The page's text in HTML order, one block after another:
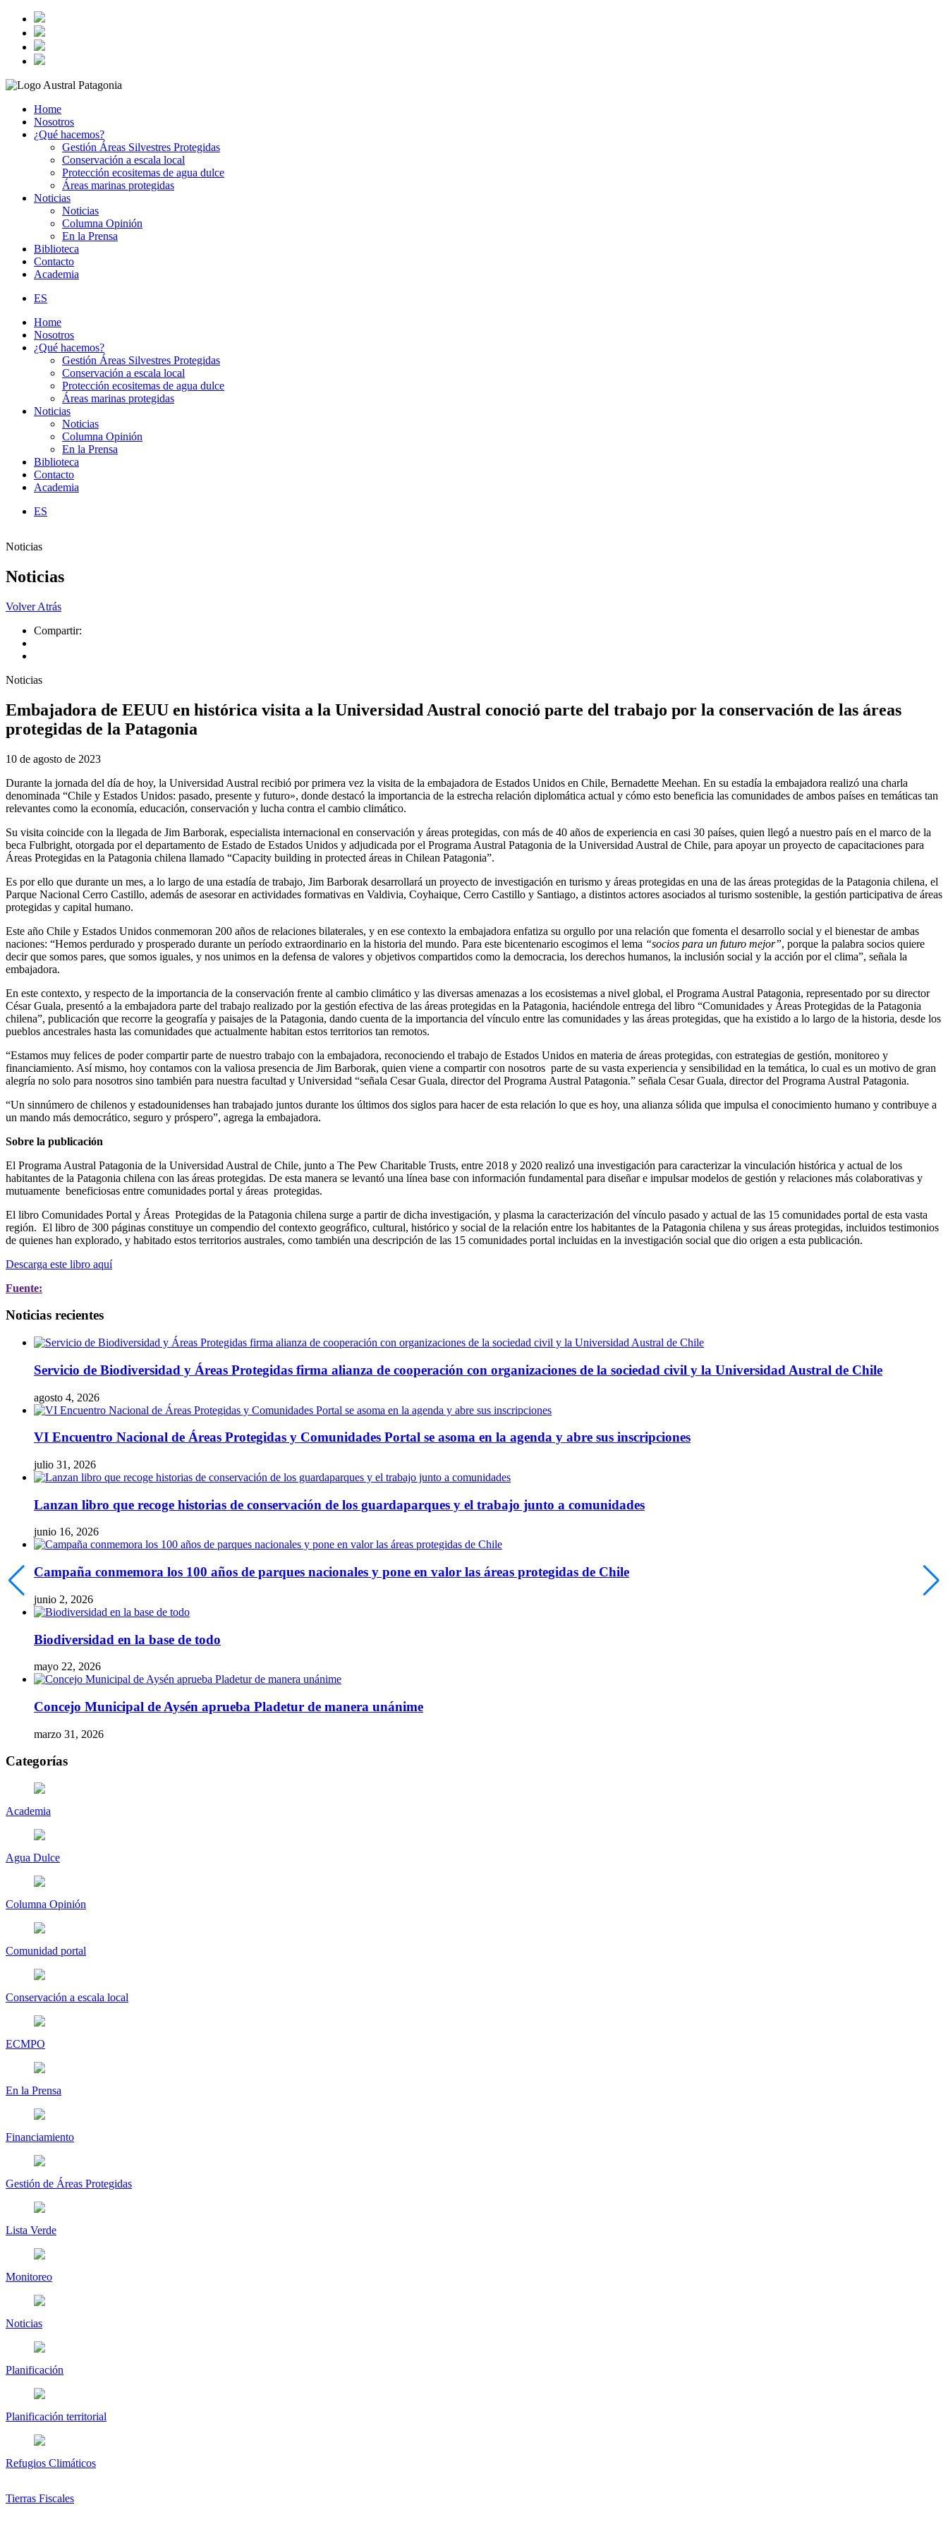
Home
Nosotros
¿Qué hacemos?
Gestión Áreas Silvestres Protegidas
Conservación a escala local
Protección ecositemas de agua dulce
Áreas marinas protegidas
Noticias
Noticias
Columna Opinión
En la Prensa
Biblioteca
Contacto
Academia
ES
Home
Nosotros
¿Qué hacemos?
Gestión Áreas Silvestres Protegidas
Conservación a escala local
Protección ecositemas de agua dulce
Áreas marinas protegidas
Noticias
Noticias
Columna Opinión
En la Prensa
Biblioteca
Contacto
Academia
ES
Noticias
Noticias
Volver Atrás
Compartir:
Noticias
Embajadora de EEUU en histórica visita a la Universidad Austral conoció parte del trabajo por la conservación de las áreas
protegidas de la Patagonia
10 de agosto de 2023
Durante la jornada del día de hoy, la Universidad Austral recibió por primera vez la visita de la embajadora de Estados Unidos en Chile, Bernadette Meehan. En su estadía la embajadora realizó una charla
denominada “Chile y Estados Unidos: pasado, presente y futuro», donde destacó la importancia de la estrecha relación diplomática actual y cómo esto beneficia las comunidades de ambos países en temáticas tan
relevantes como la economía, educación, conservación y lucha contra el cambio climático.
Su visita coincide con la llegada de Jim Barborak, especialista internacional en conservación y áreas protegidas, con más de 40 años de experiencia en casi 30 países, quien llegó a nuestro país en el marco de la
beca Fulbright, otorgada por el departamento de Estado de Estados Unidos y adjudicada por el Programa Austral Patagonia de la Universidad Austral de Chile, para apoyar un proyecto de capacitaciones para
Áreas Protegidas en la Patagonia chilena llamado “Capacity building in protected áreas in Chilean Patagonia”.
Es por ello que durante un mes, a lo largo de una estadía de trabajo, Jim Barborak desarrollará un proyecto de investigación en turismo y áreas protegidas en una de las áreas protegidas de la Patagonia chilena, el
Parque Nacional Cerro Castillo, además de asesorar en actividades formativas en Valdivia, Coyhaique, Cerro Castillo y Santiago, a distintos actores asociados al turismo sostenible, la gestión participativa de áreas
protegidas y capital humano.
Este año Chile y Estados Unidos conmemoran 200 años de relaciones bilaterales, y en ese contexto la embajadora enfatiza su orgullo por una relación que fomenta el desarrollo social y el bienestar de ambas
naciones: “Hemos perdurado y prosperado durante un período extraordinario en la historia del mundo. Para este bicentenario escogimos el lema “socios para un futuro mejor”, porque la palabra socios quiere
decir que somos pares, que somos iguales, y nos unimos en la defensa de valores y objetivos compartidos como la democracia, los derechos humanos, la inclusión social y la acción por el clima”, señala la
embajadora.
En este contexto, y respecto de la importancia de la conservación frente al cambio climático y las diversas amenazas a los ecosistemas a nivel global, el Programa Austral Patagonia, representado por su director
César Guala, presentó a la embajadora parte del trabajo realizado por la gestión efectiva de las áreas protegidas en la Patagonia, haciéndole entrega del libro “Comunidades y Áreas Protegidas de la Patagonia
chilena”, publicación que recorre la geografía y paisajes de la Patagonia, dando cuenta de la importancia del vínculo entre las comunidades y las áreas protegidas, que ha existido a lo largo de la historia, desde los
pueblos ancestrales hasta las comunidades que actualmente habitan estos territorios tan remotos.
“Estamos muy felices de poder compartir parte de nuestro trabajo con la embajadora, reconociendo el trabajo de Estados Unidos en materia de áreas protegidas, con estrategias de gestión, monitoreo y
financiamiento. Así mismo, hoy contamos con la valiosa presencia de Jim Barborak, quien viene a compartir con nosotros parte de su vasta experiencia y sensibilidad en la temática, lo cual es un motivo de gran
alegría no solo para nosotros sino también para nuestra facultad y Universidad “señala Cesar Guala, director del Programa Austral Patagonia.” señala Cesar Guala, director del Programa Austral Patagonia.
“Un sinnúmero de chilenos y estadounidenses han trabajado juntos durante los últimos dos siglos para hacer de esta relación lo que es hoy, una alianza sólida que impulsa el conocimiento humano y contribuye a
un mando más democrático, seguro y próspero”, agrega la embajadora.
Sobre la publicación
El Programa Austral Patagonia de la Universidad Austral de Chile, junto a The Pew Charitable Trusts, entre 2018 y 2020 realizó una investigación para caracterizar la vinculación histórica y actual de los
habitantes de la Patagonia chilena con las áreas protegidas. De esta manera se levantó una línea base con información fundamental para diseñar e impulsar modelos de gestión y relaciones más colaborativas y
mutuamente beneficiosas entre comunidades portal y áreas protegidas.
El libro Comunidades Portal y Áreas Protegidas de la Patagonia chilena surge a partir de dicha investigación, y plasma la caracterización del vínculo pasado y actual de las 15 comunidades portal de esta vasta
región. El libro de 300 páginas constituye un compendio del contexto geográfico, cultural, histórico y social de la relación entre los habitantes de la Patagonia chilena y sus áreas protegidas, incluidos testimonios
de quienes han explorado, y habitado estos territorios australes, como también una descripción de las 15 comunidades portal incluidas en la investigación social que dio origen a esta publicación.
Descarga este libro aquí
Fuente:
Noticias recientes
Servicio de Biodiversidad y Áreas Protegidas firma alianza de cooperación con organizaciones de la sociedad civil y la Universidad Austral de Chile
agosto 4, 2026
VI Encuentro Nacional de Áreas Protegidas y Comunidades Portal se asoma en la agenda y abre sus inscripciones
julio 31, 2026
Lanzan libro que recoge historias de conservación de los guardaparques y el trabajo junto a comunidades
junio 16, 2026
Campaña conmemora los 100 años de parques nacionales y pone en valor las áreas protegidas de Chile
junio 2, 2026
Biodiversidad en la base de todo
mayo 22, 2026
Concejo Municipal de Aysén aprueba Pladetur de manera unánime
marzo 31, 2026
Categorías
Academia
Agua Dulce
Columna Opinión
Comunidad portal
Conservación a escala local
ECMPO
En la Prensa
Financiamiento
Gestión de Áreas Protegidas
Lista Verde
Monitoreo
Noticias
Planificación
Planificación territorial
Refugios Climáticos
Tierras Fiscales